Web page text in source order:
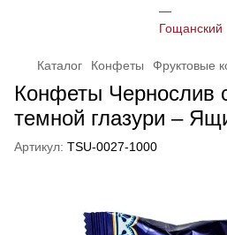
Каталог Конфеты Фруктовые
Конфеты Чернослив
темной глазури –
Артикул: TSU-0027-1000